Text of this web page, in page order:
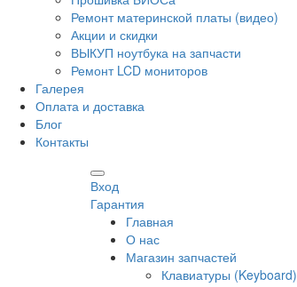
Ремонт материнской платы (видео)
Акции и скидки
ВЫКУП ноутбука на запчасти
Ремонт LCD мониторов
Галерея
Оплата и доставка
Блог
Контакты
Вход
Гарантия
Главная
О нас
Магазин запчастей
Клавиатуры (Keyboard)